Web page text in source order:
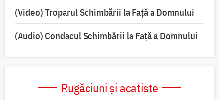
(Video) Troparul Schimbării la Față a Domnului
(Audio) Condacul Schimbării la Față a Domnului
Rugăciuni și acatiste